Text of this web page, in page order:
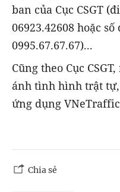
ban của Cục CSGT
06923.42608 hoặc
0995.67.67.67)...
Cũng theo Cục
ánh tình hình trật
ứng dụng
Chia sẻ